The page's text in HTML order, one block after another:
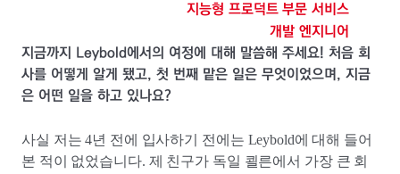
지능형 프로덕트 부문 서비스
개발 엔지니어
지금까지 Leybold에서의 여정에 대해 말씀해 주세요! 처음 회
사를 어떻게 알게 됐고, 첫 번째 맡은 일은 무엇이었으며, 지금
은 어떤 일을 하고 있나요?
사실 저는 4년 전에 입사하기 전에는 Leybold에 대해 들어
본 적이 없었습니다. 제 친구가 독일 쾰른에서 가장 큰 회